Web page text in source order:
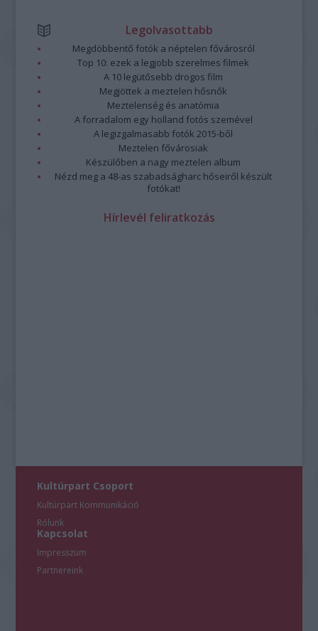
Legolvasottabb
Megdöbbentő fotók a néptelen fővárosról
Top 10: ezek a legjobb szerelmes filmek
A 10 legütősebb drogos film
Megjöttek a meztelen hősnők
Meztelenség és anatómia
A forradalom egy holland fotós szemével
A legizgalmasabb fotók 2015-ből
Meztelen fővárosiak
Készülőben a nagy meztelen album
Nézd meg a 48-as szabadságharc hőseiről készült
fotókat!
Hírlevél feliratkozás
Kultúrpart Csoport
Kultúrpart Kommunikáció
Rólunk
Kapcsolat
Impresszum
Partnereink